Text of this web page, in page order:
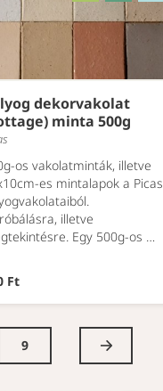
dekorvakolat
minta 500g
os vakolatminták, illetve
es mintalapok a Picas
illetve
Egy 500g-os …
Ft
9